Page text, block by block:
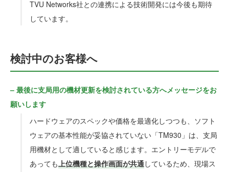
TVU Networks社との連携による技術開発には今後も期待
しています。
検討中のお客様へ
– 最後に支局用の機材更新を検討されている方へメッセージをお
願いします
ハードウェアのスペックや価格を最適化しつつも、ソフト
ウェアの基本性能が妥協されていない「TM930」は、支局
用機材として適していると感じます。エントリーモデルで
あっても上位機種と操作画面が共通しているため、現場ス